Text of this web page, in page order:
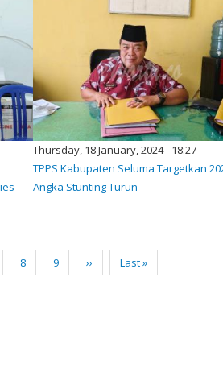
Thursday, 18 January, 2024 - 18:27
TPPS Kabupaten Seluma Targetkan
Angka Stunting Turun
Page
8 Page
9
Next
page
››
Last
page
Last »